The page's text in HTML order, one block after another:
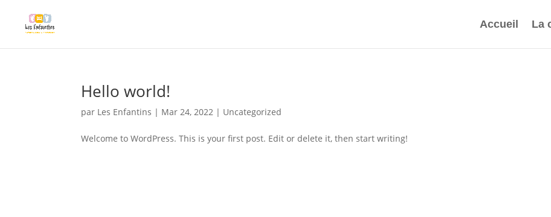
Accueil La
Hello world!
par Les Enfantins | Mar 24, 2022 | Uncategorized
Welcome to WordPress. This is your first post. Edit or delete it, then start writing!